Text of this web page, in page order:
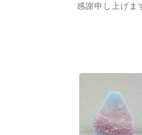
感謝申し上げま